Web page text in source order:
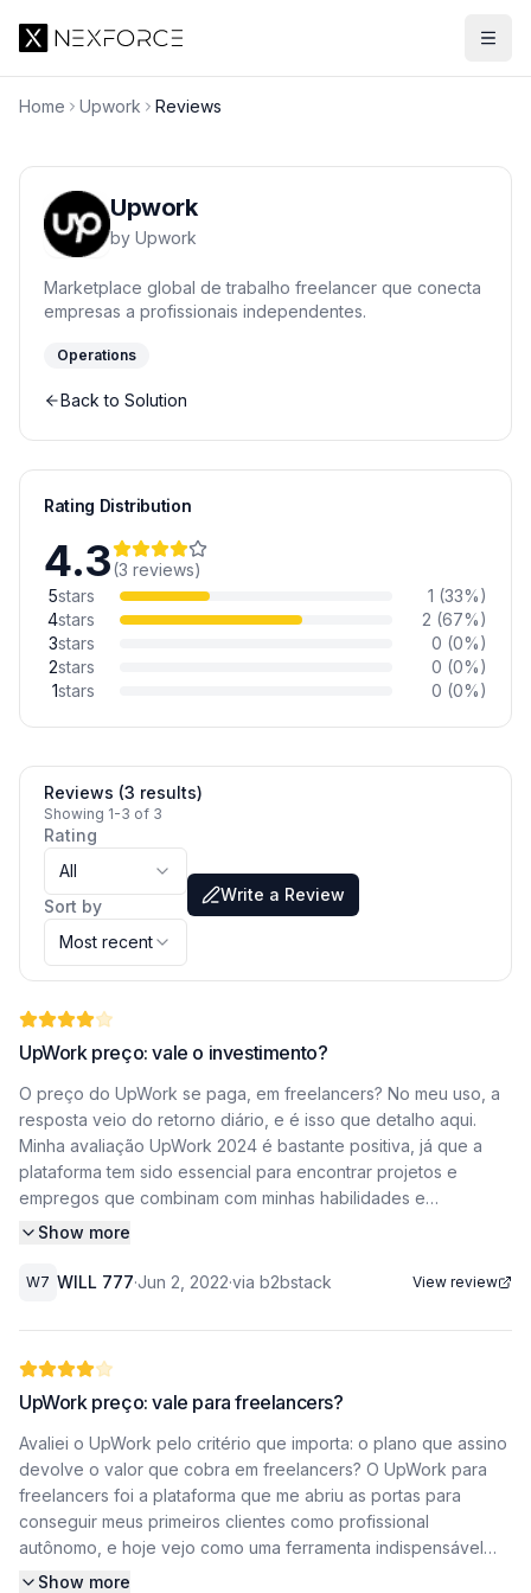
Home Upwork Reviews
Upwork
by Upwork
Marketplace global de trabalho freelancer que conecta
empresas a profissionais independentes.
Operations
Back to Solution
Rating Distribution
4.3(3 reviews)
5stars 1 (33%)
4stars 2 (67%)
3stars 0 (0%)
2stars 0 (0%)
1stars 0 (0%)
Reviews (3 results)
Showing 1-3 of 3
Rating
All
Sort by
Most recent
Write a Review
UpWork preço: vale o investimento?
O preço do UpWork se paga, em freelancers? No meu uso, a
resposta veio do retorno diário, e é isso que detalho aqui.
Minha avaliação UpWork 2024 é bastante positiva, já que a
plataforma tem sido essencial para encontrar projetos e
empregos que combinam com minhas habilidades e
experiências. Como freelancer, meu objetivo principal é
muito mais eficiente. A plataforma oferece uma gama de
clientes, desde ferramentas de busca avançada até sistemas
do perfil. Como o Upwork facilita a conexão entre freelancers
e
clientes Uma das maiores vantagens do Upwork é a sua
capacidade de filtrar projetos de acordo com as habilidades e
experiências do freelancer. Isso significa que posso focar
meu tempo e energia em oportunidades que realmente fazem
sentido para o meu perfil profissional. Além disso, a plataforma
Show more
W7 WILL 777·Jun 2, 2022·via b2bstack View review
UpWork preço: vale para freelancers?
Avaliei o UpWork pelo critério que importa: o plano que assino
devolve o valor que cobra em freelancers? O UpWork para
freelancers foi a plataforma que me abriu as portas para
conseguir meus primeiros clientes como profissional
autônomo, e hoje vejo como uma ferramenta indispensável
para quem busca renda extra. A interface intuitiva e os
Show more